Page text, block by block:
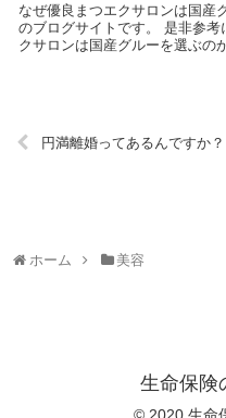
なぜ優良まつエクサロンは国産
のブログサイトです。 是非参
クサロンは国産グルーを選ぶの
円満離婚ってあるんですか？
ホーム 美容
生命保険